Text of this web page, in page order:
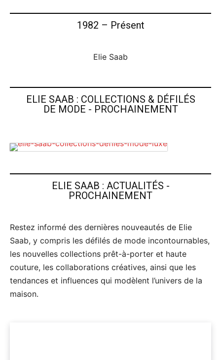
1982 – Présent
Elie Saab
ELIE SAAB : COLLECTIONS & DÉFILÉS
DE MODE - PROCHAINEMENT
ELIE SAAB : ACTUALITÉS -
PROCHAINEMENT
Restez informé des dernières nouveautés de Elie
Saab, y compris les défilés de mode incontournables,
les nouvelles collections prêt-à-porter et haute
couture, les collaborations créatives, ainsi que les
tendances et influences qui modèlent l’univers de la
maison.